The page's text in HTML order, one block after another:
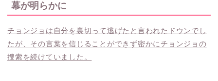
幕が明らかに
チョンジョは自分を裏切って逃げたと言われたドウンでし
たが、その言葉を信じることができず密かにチョンジョの
捜索を続けていました。